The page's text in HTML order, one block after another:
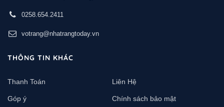
0258.654.2411
votrang@nhatrangtoday.vn
THÔNG TIN KHÁC
Thanh Toán Liên Hệ
Góp ý Chính sách bảo mật